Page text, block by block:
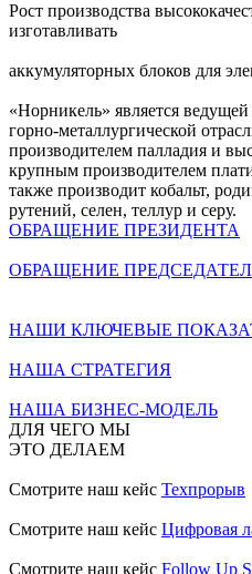
Рост производства
изготавливать
аккумуляторных блоков для
«Норникель» является
горно-металлургической
производителем палладия и
крупным производителем
также производит кобальт,
рутений, селен, теллур и серу.
ОБРАЩЕНИЕ ПРЕЗИДЕНТА
ОБРАЩЕНИЕ
НАШИ КЛЮЧЕВЫЕ
НАША СТРАТЕГИЯ
НАША БИЗНЕС-МОДЕЛЬ
ДЛЯ ЧЕГО МЫ
ЭТО ДЕЛАЕМ
Смотрите наш кейс Техпрорыв
Смотрите наш кейс Цифровая
Смотрите наш кейс Follow Up